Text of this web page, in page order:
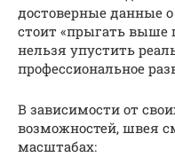
достоверные данные
стоит «прыгать выше
нельзя упустить
профессиональное
В зависимости от
возможностей, швея
масштабах: